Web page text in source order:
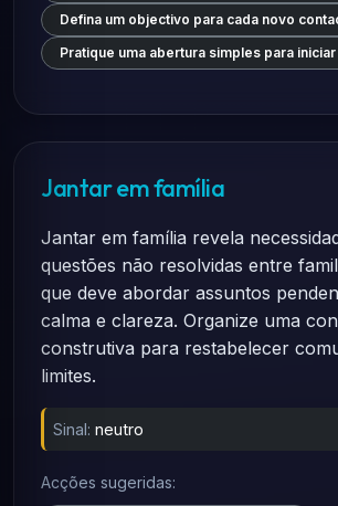
Defina um objectivo para cada novo
Pratique uma abertura simples para
Jantar em família
Jantar em família revela
questões não resolvidas entre
que deve abordar assuntos
calma e clareza. Organize uma
construtiva para restabelecer
limites.
Sinal: neutro
Acções sugeridas: